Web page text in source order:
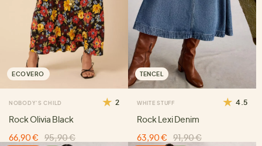
ECOVERO
NOBODY'S CHILD 2
Rock Olivia Black
66,90 €
95,90 €
TENCEL
WHITE STUFF 4.5
Rock Lexi Denim
63,90 €
91,90 €